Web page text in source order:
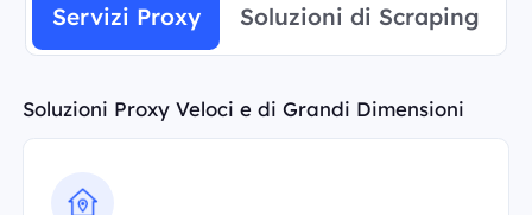
Servizi Proxy Soluzioni di Scraping
Soluzioni Proxy Veloci e di Grandi Dimensioni